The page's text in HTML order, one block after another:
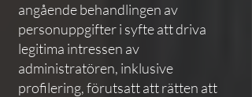
angående behandlingen av
personuppgifter i syfte att driva
legitima intressen av
administratören, inklusive
profilering, förutsatt att rätten att